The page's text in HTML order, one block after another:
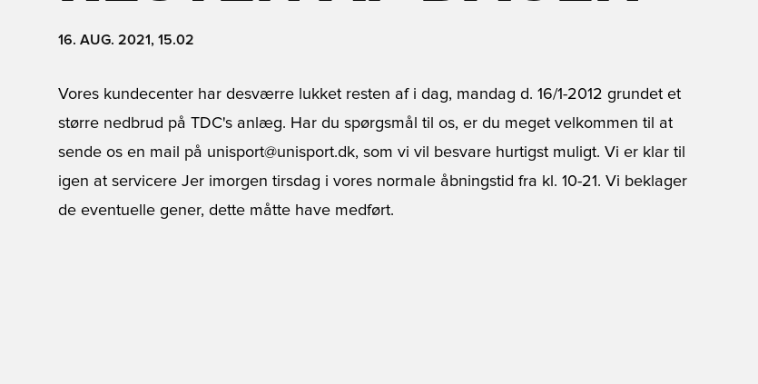
16. AUG. 2021, 15.02
Vores kundecenter har desværre lukket resten af i dag, mandag d. 16/1-2012 grundet et
større nedbrud på TDC's anlæg. Har du spørgsmål til os, er du meget velkommen til at
sende os en mail på unisport@unisport.dk, som vi vil besvare hurtigst muligt. Vi er klar til
igen at servicere Jer imorgen tirsdag i vores normale åbningstid fra kl. 10-21. Vi beklager
de eventuelle gener, dette måtte have medført.